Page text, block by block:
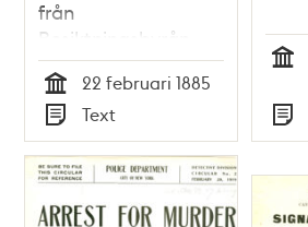
från
Besiktningsbyrån.
Brev till
Sedlighetspolisen
den 22 februari 1885
Tid
22 februari 1885
Typ
Text
Typ